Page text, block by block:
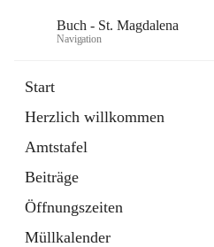
Buch - St. Magdalena
Navigation
Start
Herzlich willkommen
Amtstafel
Beiträge
Öffnungszeiten
Müllkalender
11 Schnellzugriffe
Bürgerservice
10 Schnellzugriffe